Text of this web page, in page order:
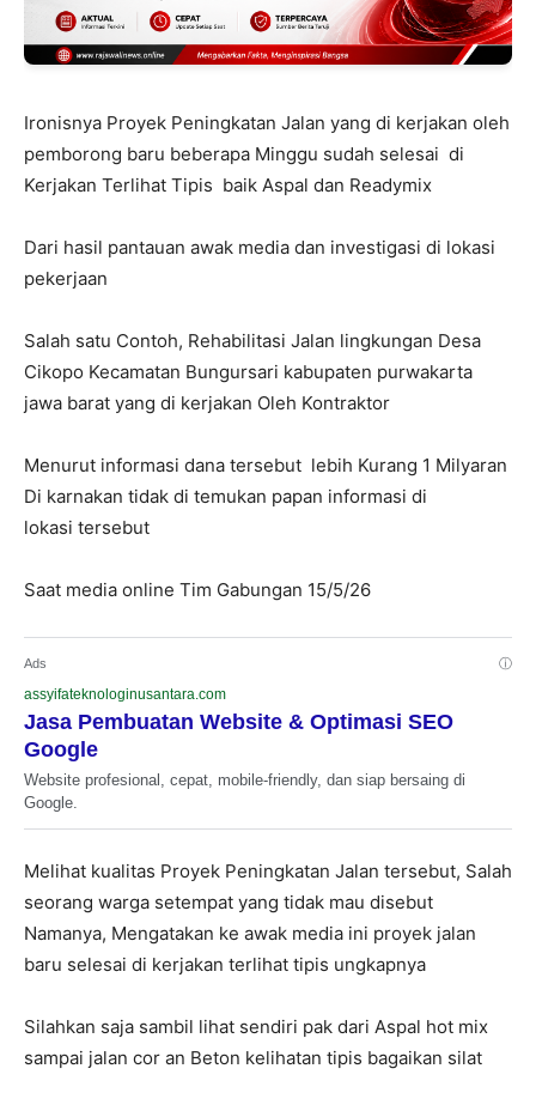
Ironisnya Proyek Peningkatan Jalan yang di kerjakan oleh
pemborong baru beberapa Minggu sudah selesai di
Kerjakan Terlihat Tipis baik Aspal dan Readymix
Dari hasil pantauan awak media dan investigasi di lokasi
pekerjaan
Salah satu Contoh, Rehabilitasi Jalan lingkungan Desa
Cikopo Kecamatan Bungursari kabupaten purwakarta
jawa barat yang di kerjakan Oleh Kontraktor
Menurut informasi dana tersebut lebih Kurang 1 Milyaran
Di karnakan tidak di temukan papan informasi di
lokasi tersebut
Saat media online Tim Gabungan 15/5/26
Ads ⓘ
assyifateknologinusantara.com
Jasa Pembuatan Website & Optimasi SEO
Google
Website profesional, cepat, mobile-friendly, dan siap bersaing di
Google.
Melihat kualitas Proyek Peningkatan Jalan tersebut, Salah
seorang warga setempat yang tidak mau disebut
Namanya, Mengatakan ke awak media ini proyek jalan
baru selesai di kerjakan terlihat tipis ungkapnya
Silahkan saja sambil lihat sendiri pak dari Aspal hot mix
sampai jalan cor an Beton kelihatan tipis bagaikan silat